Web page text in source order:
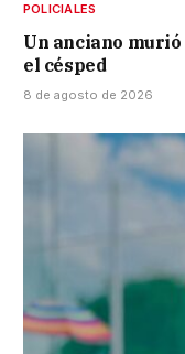
POLICIALES
Un anciano
el césped
8 de agosto de 2026